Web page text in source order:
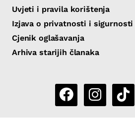
Uvjeti i pravila korištenja
Izjava o privatnosti i sigurnosti
Cjenik oglašavanja
Arhiva starijih članaka